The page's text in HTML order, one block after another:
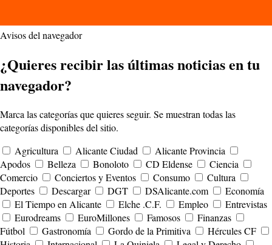
Avisos del navegador
¿Quieres recibir las últimas noticias en tu
navegador?
Marca las categorías que quieres seguir. Se muestran todas las
categorías disponibles del sitio.
Agricultura
Alicante Ciudad
Alicante Provincia
Apodos
Belleza Bonoloto CD Eldense
Ciencia
Comercio
Conciertos y Eventos Consumo
Cultura
Deportes
Descargar DGT DSAlicante.com
Economía
El Tiempo en Alicante
Elche .C.F. Empleo
Entrevistas
Eurodreams
EuroMillones Famosos
Finanzas
Fútbol
Gastronomía Gordo de la Primitiva
Hércules CF